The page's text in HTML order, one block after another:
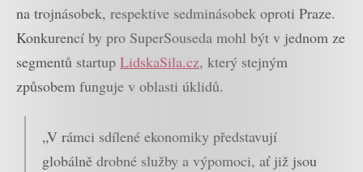
na trojnásobek, respektive sedminásobek oproti Praze.
Konkurencí by pro SuperSouseda mohl být v jednom ze
segmentů startup LidskaSila.cz, který stejným
způsobem funguje v oblasti úklidů.
„V rámci sdílené ekonomiky představují
globálně drobné služby a výpomoci, ať již jsou